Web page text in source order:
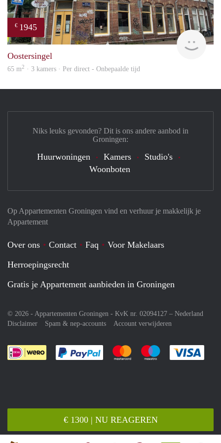
€ 1300 | NU REAGEREN
€ 1945
Oostersingel
65 m2 · 3 kamers · Per direct - Onbepaalde tijd
Op Appartementen Groningen vind en verhuur je makkelijk je
Appartement
Over ons Contact Faq
Voor Makelaars
Herroepingsrecht
Gratis je Appartement aanbieden in Groningen
© 2026 - Appartementen Groningen - KvK nr. 02094127 – Nederland
Disclaimer
Spam & nep-accounts Account verwijderen
Je rekent gemakkelijk af met Paypal
Je rekent gemakkelijk af met
Je rekent
Niks leuks gevonden? Dit is ons andere aanbod in
Groningen:
Huurwoningen Kamers
Studio's
Woonboten